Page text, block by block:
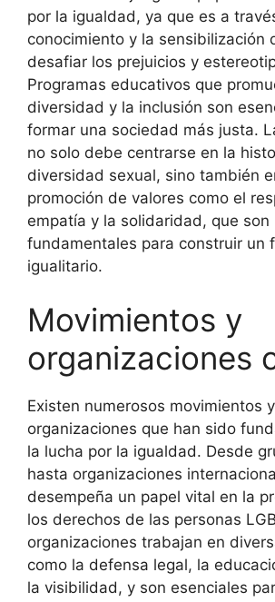
por la igualdad, ya que es a
conocimiento y la sensibilización
desafiar los prejuicios y
Programas educativos que
diversidad y la inclusión son
formar una sociedad más justa.
no solo debe centrarse en la
diversidad sexual, sino también
promoción de valores como el
empatía y la solidaridad, que son
fundamentales para construir un
igualitario.
Movimientos y
organizaciones
Existen numerosos movimientos y
organizaciones que han sido
la lucha por la igualdad. Desde
hasta organizaciones
desempeña un papel vital en la
los derechos de las personas
organizaciones trabajan en
como la defensa legal, la
la visibilidad, y son esenciales